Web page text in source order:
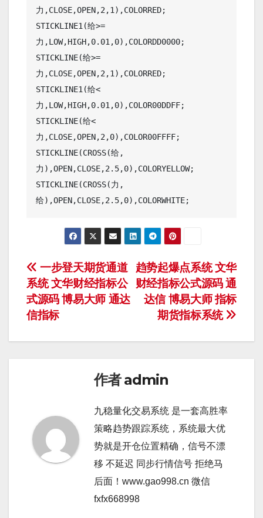
力,CLOSE,OPEN,2,1),COLORRED;
STICKLINE1(给>=
力,LOW,HIGH,0.01,0),COLORDD0000;
STICKLINE(给>=
力,CLOSE,OPEN,2,1),COLORRED;
STICKLINE1(给<
力,LOW,HIGH,0.01,0),COLOR00DDFF;
STICKLINE(给<
力,CLOSE,OPEN,2,0),COLOR00FFFF;
STICKLINE(CROSS(给,
力),OPEN,CLOSE,2.5,0),COLORYELLOW;
STICKLINE(CROSS(力,
文
章
导
航
趋势起爆点系统 文华
财经指标公式源码 通
达信 博易大师 指标
期货指标系统
一步登天期货通道
系统 文华财经指标公
式源码 博易大师 通达
信指标
作者admin
九稳量化交易系统 是一套高胜率
策略趋势跟踪系统，系统最大优
势就是开仓位置精确，信号不漂
移 不延迟 同步行情信号 拒绝马
后面！www.gao998.cn 微信
fxfx668998